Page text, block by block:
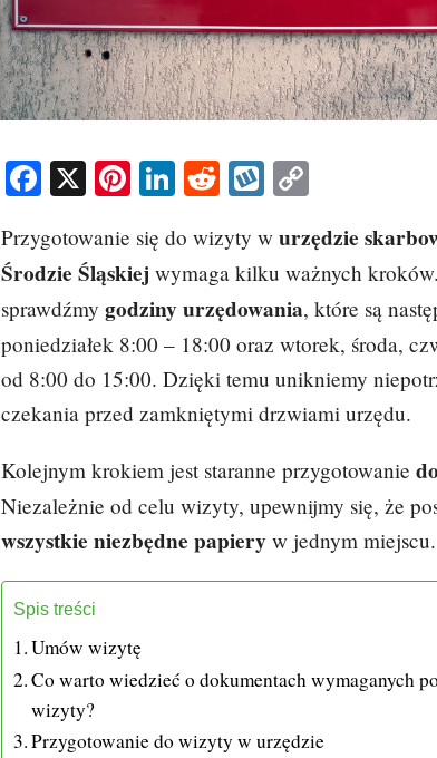
F
c
e
b
o
o
k
X
Pi
er
e
st
Li
k
e
dI
n
R
d
di
t
W
o
p
p
y
Li
n
k
Przygotowanie się do wizyty w urzędzie
Środzie Śląskiej wymaga kilku ważnych
sprawdźmy godziny urzędowania, które są
poniedziałek 8:00 – 18:00 oraz wtorek, środa,
od 8:00 do 15:00. Dzięki temu unikniemy
czekania przed zamkniętymi drzwiami urzędu.
Kolejnym krokiem jest staranne przygotowanie
Niezależnie od celu wizyty, upewnijmy się, że
wszystkie niezbędne papiery w jednym miejscu.
Spis treści
Umów wizytę
Co warto wiedzieć o dokumentach wymaganych
wizyty?
Przygotowanie do wizyty w urzędzie